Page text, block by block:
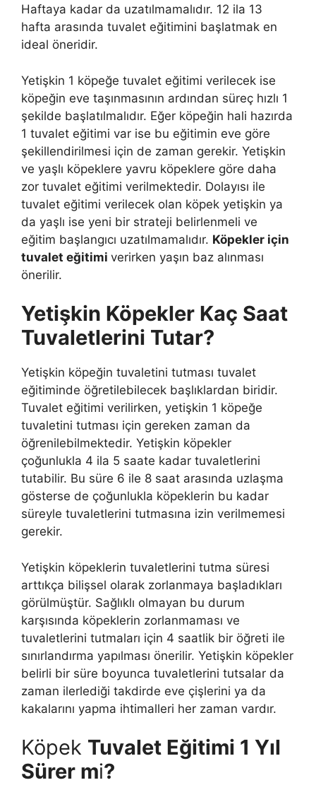
Haftaya kadar da uzatılmamalıdır. 12 ila 13
hafta arasında tuvalet eğitimini başlatmak en
ideal öneridir.
Yetişkin 1 köpeğe tuvalet eğitimi verilecek ise
köpeğin eve taşınmasının ardından süreç hızlı 1
şekilde başlatılmalıdır. Eğer köpeğin hali hazırda
1 tuvalet eğitimi var ise bu eğitimin eve göre
şekillendirilmesi için de zaman gerekir. Yetişkin
ve yaşlı köpeklere yavru köpeklere göre daha
zor tuvalet eğitimi verilmektedir. Dolayısı ile
tuvalet eğitimi verilecek olan köpek yetişkin ya
da yaşlı ise yeni bir strateji belirlenmeli ve
eğitim başlangıcı uzatılmamalıdır. Köpekler için
tuvalet eğitimi verirken yaşın baz alınması
önerilir.
Yetişkin Köpekler Kaç Saat
Tuvaletlerini Tutar?
Yetişkin köpeğin tuvaletini tutması tuvalet
eğitiminde öğretilebilecek başlıklardan biridir.
Tuvalet eğitimi verilirken, yetişkin 1 köpeğe
tuvaletini tutması için gereken zaman da
öğrenilebilmektedir. Yetişkin köpekler
çoğunlukla 4 ila 5 saate kadar tuvaletlerini
tutabilir. Bu süre 6 ile 8 saat arasında uzlaşma
gösterse de çoğunlukla köpeklerin bu kadar
süreyle tuvaletlerini tutmasına izin verilmemesi
gerekir.
Yetişkin köpeklerin tuvaletlerini tutma süresi
arttıkça bilişsel olarak zorlanmaya başladıkları
görülmüştür. Sağlıklı olmayan bu durum
karşısında köpeklerin zorlanmaması ve
tuvaletlerini tutmaları için 4 saatlik bir öğreti ile
sınırlandırma yapılması önerilir. Yetişkin köpekler
belirli bir süre boyunca tuvaletlerini tutsalar da
zaman ilerlediği takdirde eve çişlerini ya da
kakalarını yapma ihtimalleri her zaman vardır.
Köpek Tuvalet Eğitimi 1 Yıl
Sürer mi?